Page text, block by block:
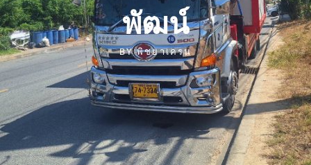
พัฒน์
BYพิชยาเครน